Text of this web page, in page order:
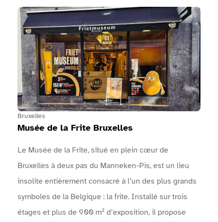
dimanche 23 août ! Vous ne serez pas déçus !Le
programme complet des concerts, animations, sports,
… : Une arche permet d'identifier l'entrée de
l'événement.Un point info est présent près des
entrées.Des zones sanitaires sont à disposition.Des
points d'eau sont mis à disposition.Une vidéo en
langue des signes réalisée par Surdimobil, présente
l'événement sur le site internet de l'événement
Bruxelles
Musée de la Frite Bruxelles
Le Musée de la Frite, situé en plein cœur de
Bruxelles à deux pas du Manneken-Pis, est un lieu
insolite entièrement consacré à l’un des plus grands
symboles de la Belgique : la frite. Installé sur trois
étages et plus de 900 m² d’exposition, il propose
Voir Musée de la Frite Bruxelles